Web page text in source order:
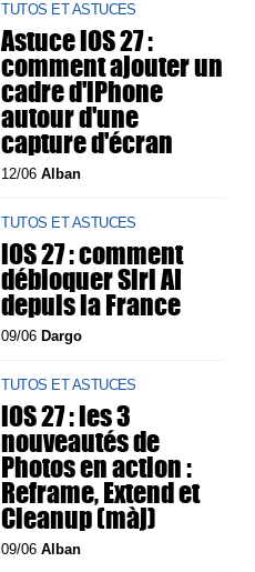
TUTOS ET ASTUCES
Astuce iOS 27 :
comment ajouter un
cadre d'iPhone
autour d'une
capture d'écran
12/06Alban
TUTOS ET ASTUCES
iOS 27 : comment
débloquer Siri AI
depuis la France
09/06 Dargo
TUTOS ET ASTUCES
iOS 27 : les 3
nouveautés de
Photos en action :
Reframe, Extend et
Cleanup (màj)
09/06Alban